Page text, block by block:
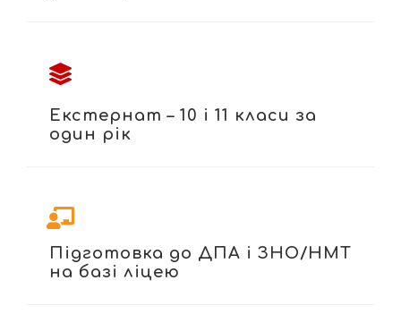
Екстернат – 10 і 11 класи за
один рік
Підготовка до ДПА і ЗНО/НМТ
на базі ліцею